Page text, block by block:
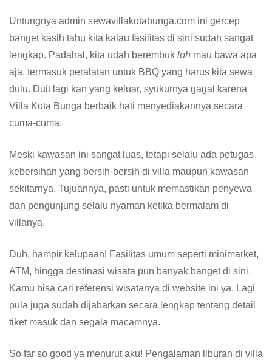
Untungnya admin sewavillakotabunga.com ini gercep
banget kasih tahu kita kalau fasilitas di sini sudah sangat
lengkap. Padahal, kita udah berembuk loh mau bawa apa
aja, termasuk peralatan untuk BBQ yang harus kita sewa
dulu. Duit lagi kan yang keluar, syukurnya gagal karena
Villa Kota Bunga berbaik hati menyediakannya secara
cuma-cuma.
Meski kawasan ini sangat luas, tetapi selalu ada petugas
kebersihan yang bersih-bersih di villa maupun kawasan
sekitarnya. Tujuannya, pasti untuk memastikan penyewa
dan pengunjung selalu nyaman ketika bermalam di
villanya.
Duh, hampir kelupaan! Fasilitas umum seperti minimarket,
ATM, hingga destinasi wisata pun banyak banget di sini.
Kamu bisa cari referensi wisatanya di website ini ya. Lagi
pula juga sudah dijabarkan secara lengkap tentang detail
tiket masuk dan segala macamnya.
So far so good ya menurut aku! Pengalaman liburan di villa